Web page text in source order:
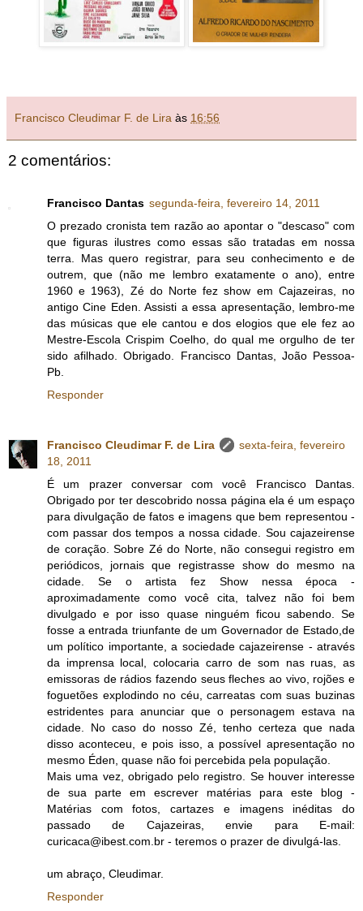
Francisco Cleudimar F. de Lira às 16:56
2 comentários:
Francisco Dantas segunda-feira, fevereiro 14, 2011
O prezado cronista tem razão ao apontar o "descaso" com
que figuras ilustres como essas são tratadas em nossa
terra. Mas quero registrar, para seu conhecimento e de
outrem, que (não me lembro exatamente o ano), entre
1960 e 1963), Zé do Norte fez show em Cajazeiras, no
antigo Cine Eden. Assisti a essa apresentação, lembro-me
das músicas que ele cantou e dos elogios que ele fez ao
Mestre-Escola Crispim Coelho, do qual me orgulho de ter
sido afilhado. Obrigado. Francisco Dantas, João Pessoa-
Pb.
Responder
Francisco Cleudimar F. de Lira
sexta-feira, fevereiro
18, 2011
É um prazer conversar com você Francisco Dantas.
Obrigado por ter descobrido nossa página ela é um espaço
para divulgação de fatos e imagens que bem representou -
com passar dos tempos a nossa cidade. Sou cajazeirense
de coração. Sobre Zé do Norte, não consegui registro em
periódicos, jornais que registrasse show do mesmo na
cidade. Se o artista fez Show nessa época -
aproximadamente como você cita, talvez não foi bem
divulgado e por isso quase ninguém ficou sabendo. Se
fosse a entrada triunfante de um Governador de Estado,de
um político importante, a sociedade cajazeirense - através
da imprensa local, colocaria carro de som nas ruas, as
emissoras de rádios fazendo seus fleches ao vivo, rojões e
foguetões explodindo no céu, carreatas com suas buzinas
estridentes para anunciar que o personagem estava na
cidade. No caso do nosso Zé, tenho certeza que nada
disso aconteceu, e pois isso, a possível apresentação no
mesmo Éden, quase não foi percebida pela população.
Mais uma vez, obrigado pelo registro. Se houver interesse
de sua parte em escrever matérias para este blog -
Matérias com fotos, cartazes e imagens inéditas do
passado de Cajazeiras, envie para E-mail:
curicaca@ibest.com.br - teremos o prazer de divulgá-las.
um abraço, Cleudimar.
Responder